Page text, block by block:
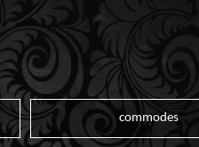
commodes